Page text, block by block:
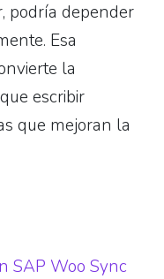
podría depender
Esa
la
escribir
que mejoran la
SAP Woo Sync